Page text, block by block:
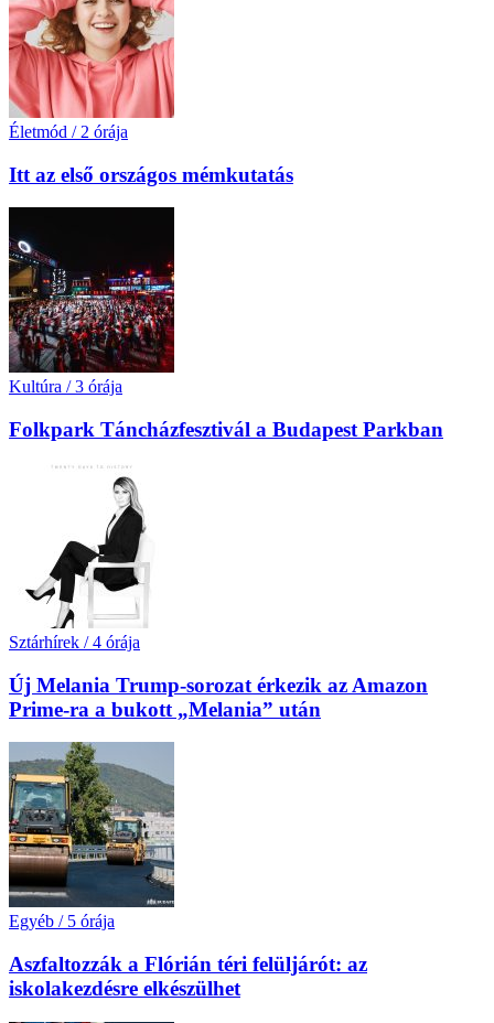
Életmód / 2 órája
Itt az első országos mémkutatás
Kultúra / 3 órája
Folkpark Táncházfesztivál a Budapest Parkban
Sztárhírek / 4 órája
Új Melania Trump-sorozat érkezik az Amazon
Prime-ra a bukott „Melania” után
Egyéb / 5 órája
Aszfaltozzák a Flórián téri felüljárót: az
iskolakezdésre elkészülhet